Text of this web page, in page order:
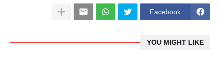
Facebook
YOU MIGHT LIKE